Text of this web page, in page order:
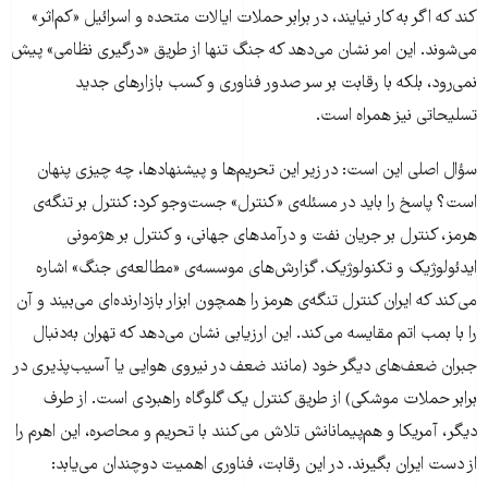
کند که اگر به کار نیایند، در برابر حملات ایالات متحده و اسرائیل «کم‌اثر»
می‌شوند. این امر نشان می‌دهد که جنگ تنها از طریق «درگیری نظامی» پیش
نمی‌رود، بلکه با رقابت بر سر صدور فناوری و کسب بازارهای جدید
تسلیحاتی نیز همراه است.
سؤال اصلی این است: در زیر این تحریم‌ها و پیشنهادها، چه چیزی پنهان
است؟ پاسخ را باید در مسئله‌ی «کنترل» جست‌وجو کرد: کنترل بر تنگه‌ی
هرمز، کنترل بر جریان نفت و درآمدهای جهانی، و کنترل بر هژمونی
ایدئولوژیک و تکنولوژیک. گزارش‌های موسسه‌ی «مطالعه‌ی جنگ» اشاره
می‌کند که ایران کنترل تنگه‌ی هرمز را همچون ابزار بازدارنده‌ای می‌بیند و آن
را با بمب اتم مقایسه می‌کند. این ارزیابی نشان می‌دهد که تهران به‌دنبال
جبران ضعف‌های دیگر خود (مانند ضعف در نیروی هوایی یا آسیب‌پذیری در
برابر حملات موشکی) از طریق کنترل یک گلوگاه راهبردی است. از طرف
دیگر، آمریکا و هم‌پیمانانش تلاش می‌کنند با تحریم و محاصره، این اهرم را
از دست ایران بگیرند. در این رقابت، فناوری اهمیت دوچندان می‌یابد: